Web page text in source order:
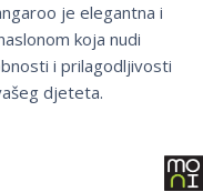
je elegantna i
koja nudi
i prilagodljivosti
djeteta.